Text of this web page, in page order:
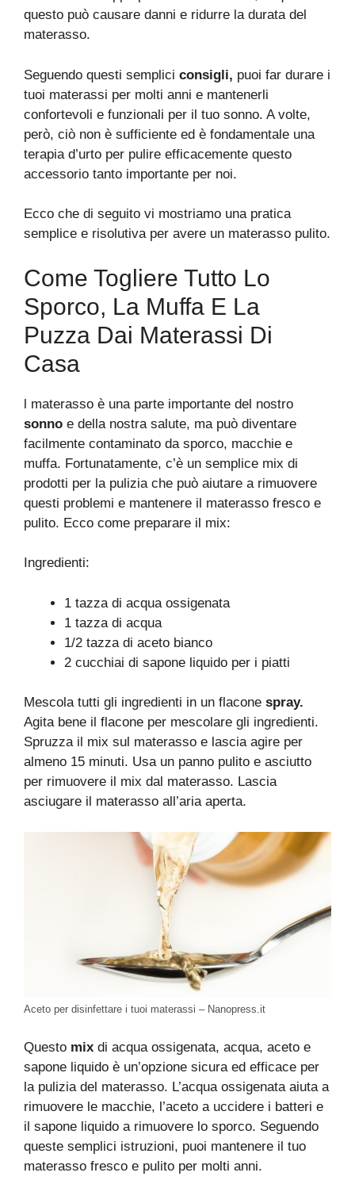
questo può causare danni e ridurre la durata del
materasso.
Seguendo questi semplici consigli, puoi far durare i
tuoi materassi per molti anni e mantenerli
confortevoli e funzionali per il tuo sonno. A volte,
però, ciò non è sufficiente ed è fondamentale una
terapia d’urto per pulire efficacemente questo
accessorio tanto importante per noi.
Ecco che di seguito vi mostriamo una pratica
semplice e risolutiva per avere un materasso pulito.
Come Togliere Tutto Lo
Sporco, La Muffa E La
Puzza Dai Materassi Di
Casa
l materasso è una parte importante del nostro
sonno e della nostra salute, ma può diventare
facilmente contaminato da sporco, macchie e
muffa. Fortunatamente, c’è un semplice mix di
prodotti per la pulizia che può aiutare a rimuovere
questi problemi e mantenere il materasso fresco e
pulito. Ecco come preparare il mix:
Ingredienti:
1 tazza di acqua ossigenata
1 tazza di acqua
1/2 tazza di aceto bianco
2 cucchiai di sapone liquido per i piatti
Mescola tutti gli ingredienti in un flacone spray.
Agita bene il flacone per mescolare gli ingredienti.
Spruzza il mix sul materasso e lascia agire per
almeno 15 minuti. Usa un panno pulito e asciutto
per rimuovere il mix dal materasso. Lascia
asciugare il materasso all’aria aperta.
Aceto per disinfettare i tuoi materassi – Nanopress.it
Questo mix di acqua ossigenata, acqua, aceto e
sapone liquido è un’opzione sicura ed efficace per
la pulizia del materasso. L’acqua ossigenata aiuta a
rimuovere le macchie, l’aceto a uccidere i batteri e
il sapone liquido a rimuovere lo sporco. Seguendo
queste semplici istruzioni, puoi mantenere il tuo
materasso fresco e pulito per molti anni.